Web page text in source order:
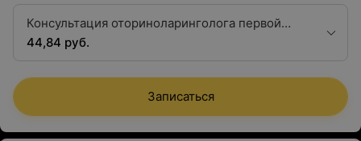
Консультация оториноларинголога первой
квалификационной категории
44,84 руб.
Записаться